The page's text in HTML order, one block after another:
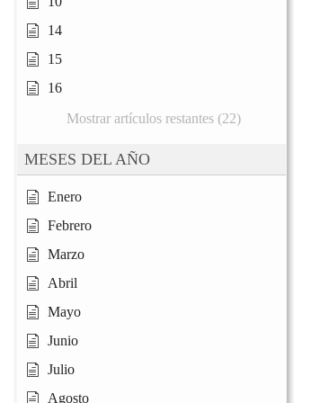
14
15
16
Mostrar artículos restantes (22)
MESES DEL AÑO
Enero
Febrero
Marzo
Abril
Mayo
Junio
Julio
Agosto